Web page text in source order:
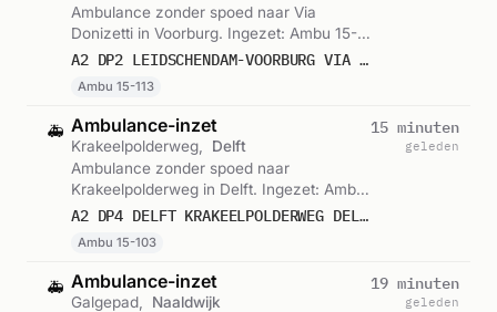
Ambulance zonder spoed naar Via
Donizetti in Voorburg. Ingezet: Ambu 15-
113. Gemeld om 10:11.
A2 DP2 LEIDSCHENDAM-VOORBURG VIA DONIZETTI VOORB VWS 15113
Ambu 15-113
🚑 Ambulance-inzet
Krakeelpolderweg,
Delft
Ambulance zonder spoed naar
Krakeelpolderweg in Delft. Ingezet: Ambu
15-103. Gemeld om 10:06.
A2 DP4 DELFT KRAKEELPOLDERWEG DELFT VWS 15103
Ambu 15-103
15 minuten
geleden
🚑 Ambulance-inzet
Galgepad,
Naaldwijk
19 minuten
geleden